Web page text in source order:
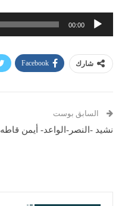
مشغل
00:00
شارك Facebook
السابق بوست
نشيد -النصر-الواعد- أيمن قاطه